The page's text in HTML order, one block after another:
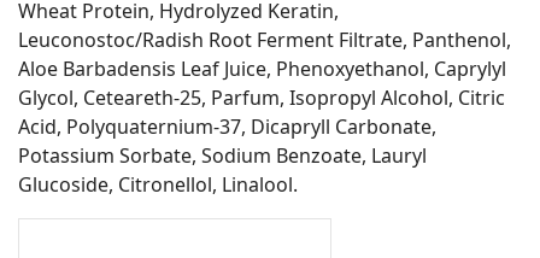
Wheat Protein, Hydrolyzed Keratin,
Leuconostoc/Radish Root Ferment Filtrate, Panthenol,
Aloe Barbadensis Leaf Juice, Phenoxyethanol, Caprylyl
Glycol, Ceteareth-25, Parfum, Isopropyl Alcohol, Citric
Acid, Polyquaternium-37, Dicapryll Carbonate,
Potassium Sorbate, Sodium Benzoate, Lauryl
Glucoside, Citronellol, Linalool.